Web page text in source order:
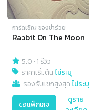
การ์ดเชิญ​ ของชำร่วย
Rabbit On The Moon
5.0 ·1 รีวิว
ราคาเริ่มต้นไม่ระบุ
รองรับแขกสูงสุดไม่ระบุ
ขอแพ็กเกจ
ดูราย